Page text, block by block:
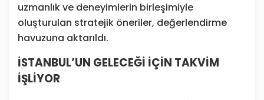
uzmanlık ve deneyimlerin birleşimiyle
oluşturulan stratejik öneriler, değerlendirme
havuzuna aktarıldı.
İSTANBUL’UN GELECEĞİ İÇİN TAKVİM
İŞLİYOR